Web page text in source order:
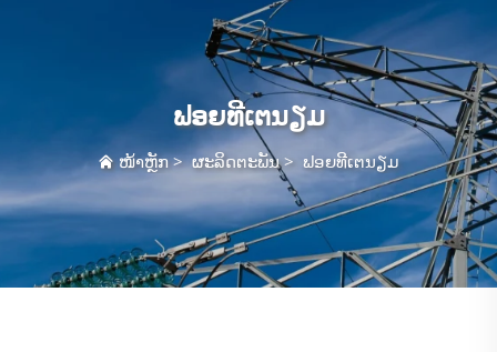
ຟອຍທີເຕນຽມ
ໜ້າຫຼັກ>ຜະລິດຕະພັນ> ຟອຍທີເຕນຽມ